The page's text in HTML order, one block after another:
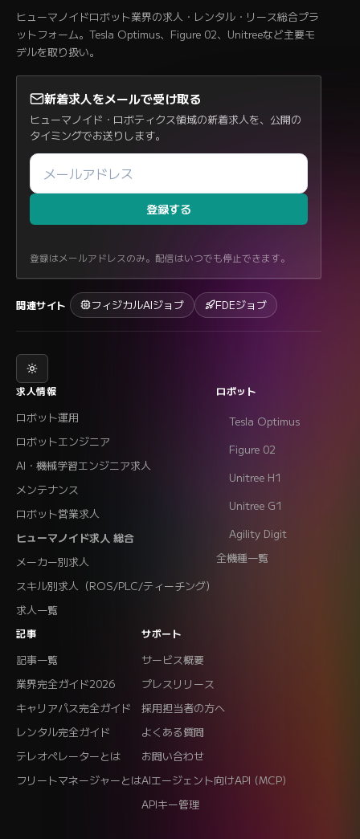
ヒューマノイドロボット業界の求人・レンタル・リース総合プラ
ットフォーム。Tesla Optimus、Figure 02、Unitreeなど主要モ
デルを取り扱い。
新着求人をメールで受け取る
ヒューマノイド・ロボティクス領域の新着求人を、公開の
タイミングでお送りします。
登録する
登録はメールアドレスのみ。配信はいつでも停止できます。
関連サイト フィジカルAIジョブ FDEジョブ
求人情報
ロボット運用
ロボットエンジニア
AI・機械学習エンジニア求人
メンテナンス
ロボット営業求人
ヒューマノイド求人 総合
メーカー別求人
スキル別求人（ROS/PLC/ティーチング）
求人一覧
ロボット
Tesla Optimus
Figure 02
Unitree H1
Unitree G1
Agility Digit
全機種一覧
記事
記事一覧
業界完全ガイド2026
キャリアパス完全ガイド
レンタル完全ガイド
テレオペレーターとは
フリートマネージャーとは
サポート
サービス概要
プレスリリース
採用担当者の方へ
よくある質問
お問い合わせ
AIエージェント向けAPI (MCP)
APIキー管理